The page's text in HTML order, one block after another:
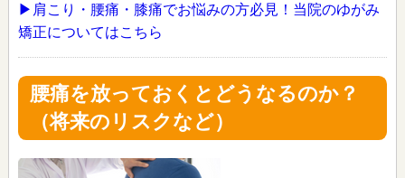
▶肩こり・腰痛・膝痛でお悩みの方必見！当院のゆがみ
矯正についてはこちら
腰痛を放っておくとどうなるのか？
（将来のリスクなど）